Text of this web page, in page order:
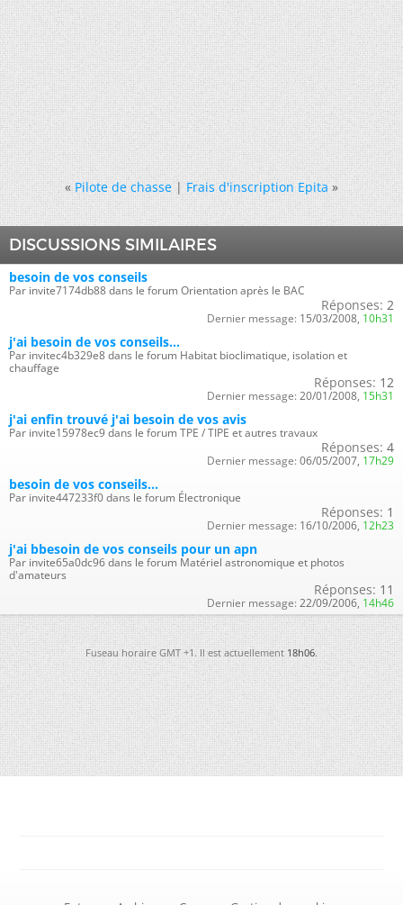
« Pilote de chasse|Frais d'inscription Epita »
DISCUSSIONS SIMILAIRES
besoin de vos conseils
Par invite7174db88 dans le forum Orientation après le BAC
Réponses: 2
Dernier message: 15/03/2008, 10h31
j'ai besoin de vos conseils...
Par invitec4b329e8 dans le forum Habitat bioclimatique, isolation et
chauffage
Réponses: 12
Dernier message: 20/01/2008, 15h31
j'ai enfin trouvé j'ai besoin de vos avis
Par invite15978ec9 dans le forum TPE / TIPE et autres travaux
Réponses: 4
Dernier message: 06/05/2007, 17h29
besoin de vos conseils...
Par invite447233f0 dans le forum Électronique
Réponses: 1
Dernier message: 16/10/2006, 12h23
j'ai bbesoin de vos conseils pour un apn
Par invite65a0dc96 dans le forum Matériel astronomique et photos
d'amateurs
Réponses: 11
Dernier message: 22/09/2006, 14h46
Fuseau horaire GMT +1. Il est actuellement 18h06.